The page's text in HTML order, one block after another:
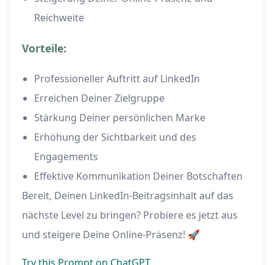
Reichweite
Vorteile:
Professioneller Auftritt auf LinkedIn
Erreichen Deiner Zielgruppe
Stärkung Deiner persönlichen Marke
Erhöhung der Sichtbarkeit und des
Engagements
Effektive Kommunikation Deiner Botschaften
Bereit, Deinen LinkedIn-Beitragsinhalt auf das
nächste Level zu bringen? Probiere es jetzt aus
und steigere Deine Online-Präsenz! 🚀